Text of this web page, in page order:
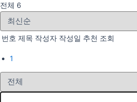
전체 6
번호 제목 작성자 작성일 추천 조회
1